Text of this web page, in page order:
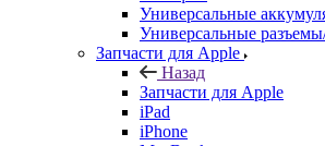
Запчасти для Apple
iPad
iPhone
MacBook
iPod
iMac
Запчасти для AirPods